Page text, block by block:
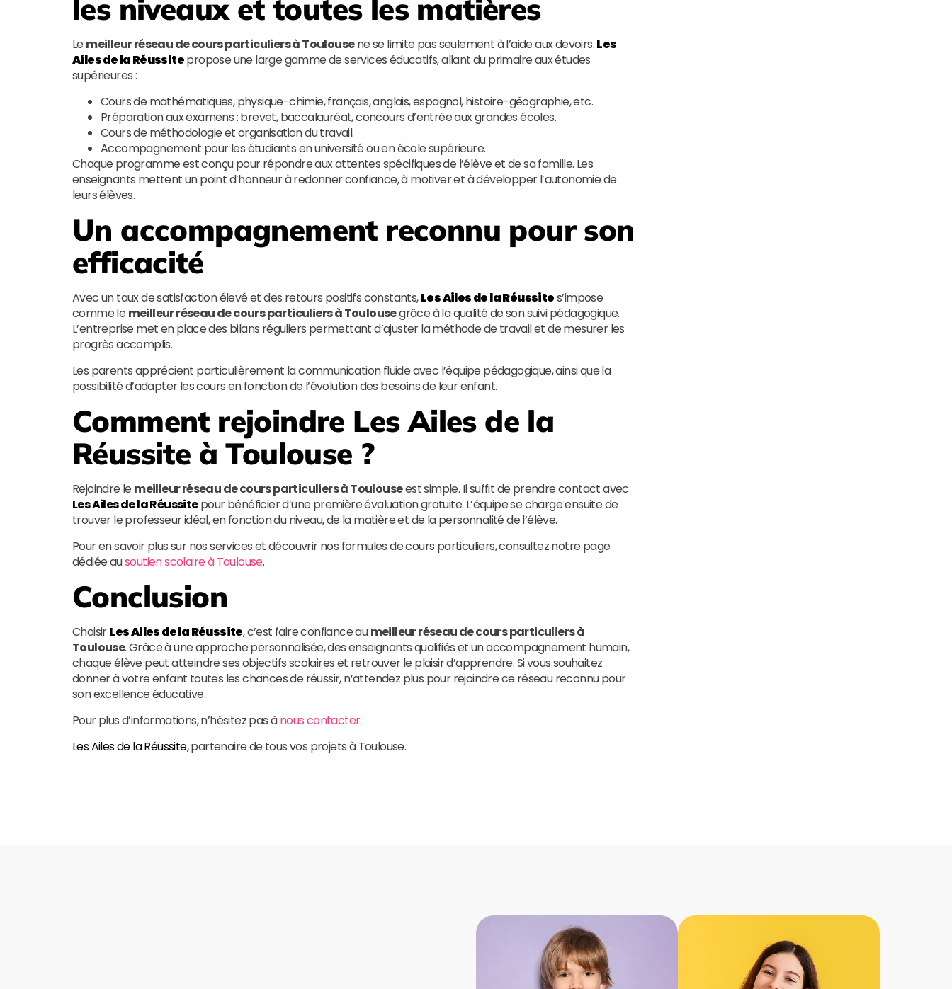
les niveaux et toutes les matières
Le meilleur réseau de cours particuliers à Toulousene se limite pas seulement à l’aide aux devoirs.Les
Ailes de la Réussitepropose une large gamme de services éducatifs, allant du primaire aux études
supérieures :
Cours de mathématiques, physique-chimie, français, anglais, espagnol, histoire-géographie, etc.
Préparation aux examens : brevet, baccalauréat, concours d’entrée aux grandes écoles.
Cours de méthodologie et organisation du travail.
Accompagnement pour les étudiants en université ou en école supérieure.
Chaque programme est conçu pour répondre aux attentes spécifiques de l’élève et de sa famille. Les
enseignants mettent un point d’honneur à redonner confiance, à motiver et à développer l’autonomie de
leurs élèves.
Un accompagnement reconnu pour son
efficacité
Avec un taux de satisfaction élevé et des retours positifs constants,Les Ailes de la Réussites’impose
comme le meilleur réseau de cours particuliers à Toulousegrâce à la qualité de son suivi pédagogique.
L’entreprise met en place des bilans réguliers permettant d’ajuster la méthode de travail et de mesurer les
progrès accomplis.
Les parents apprécient particulièrement la communication fluide avec l’équipe pédagogique, ainsi que la
possibilité d’adapter les cours en fonction de l’évolution des besoins de leur enfant.
Comment rejoindre Les Ailes de la
Réussite à Toulouse ?
Rejoindre le meilleur réseau de cours particuliers à Toulouseest simple. Il suffit de prendre contact avec
Les Ailes de la Réussitepour bénéficier d’une première évaluation gratuite. L’équipe se charge ensuite de
trouver le professeur idéal, en fonction du niveau, de la matière et de la personnalité de l’élève.
Pour en savoir plus sur nos services et découvrir nos formules de cours particuliers, consultez notre page
dédiée ausoutien scolaire à Toulouse.
Conclusion
ChoisirLes Ailes de la Réussite, c’est faire confiance aumeilleur réseau de cours particuliers à
Toulouse. Grâce à une approche personnalisée, des enseignants qualifiés et un accompagnement humain,
chaque élève peut atteindre ses objectifs scolaires et retrouver le plaisir d’apprendre. Si vous souhaitez
donner à votre enfant toutes les chances de réussir, n’attendez plus pour rejoindre ce réseau reconnu pour
son excellence éducative.
Pour plus d’informations, n’hésitez pas ànous contacter.
Les Ailes de la Réussite, partenaire de tous vos projets à Toulouse.